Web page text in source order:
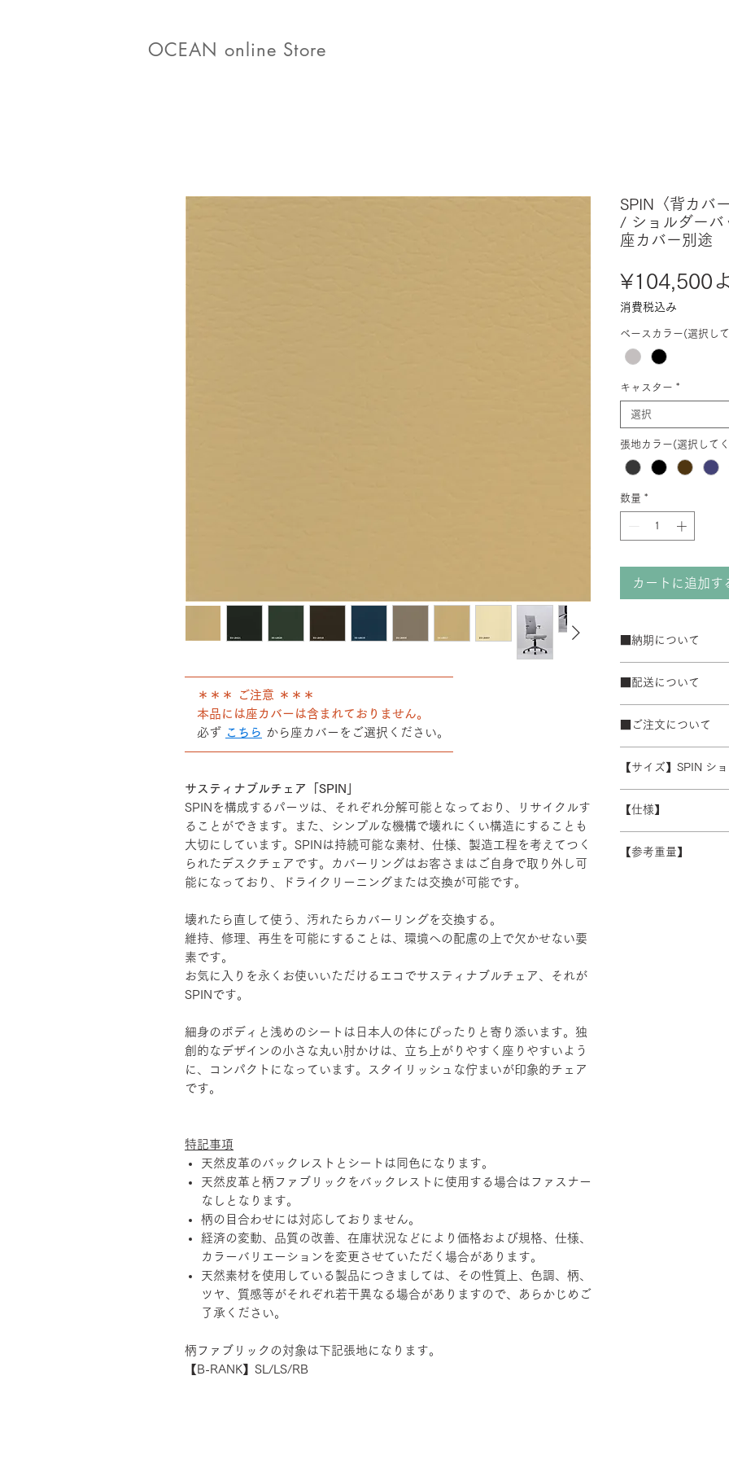
OCEAN online Store
――――――――――――――――――――――
＊＊＊ ご注意 ＊＊＊
本品には座カバーは含まれておりません。
必ず こちら から座カバーをご選択ください。
――――――――――――――――――――――
サスティナブルチェア「SPIN」
SPINを構成するパーツは、それぞれ分解可能となっており、リサイクルす
ることができます。また、シンプルな機構で壊れにくい構造にすることも
大切にしています。SPINは持続可能な素材、仕様、製造工程を考えてつく
られたデスクチェアです。カバーリングはお客さまはご自身で取り外し可
能になっており、ドライクリーニングまたは交換が可能です。
壊れたら直して使う、汚れたらカバーリングを交換する。
維持、修理、再生を可能にすることは、環境への配慮の上で欠かせない要
素です。
お気に入りを永くお使いいただけるエコでサスティナブルチェア、それが
SPINです。
細身のボディと浅めのシートは日本人の体にぴったりと寄り添います。独
創的なデザインの小さな丸い肘かけは、立ち上がりやすく座りやすいよう
に、コンパクトになっています。スタイリッシュな佇まいが印象的チェア
です。
特記事項
天然皮革のバックレストとシートは同色になります。
天然皮革と柄ファブリックをバックレストに使用する場合はファスナー
なしとなります。
柄の目合わせには対応しておりません。
経済の変動、品質の改善、在庫状況などにより価格および規格、仕様、
カラーバリエーションを変更させていただく場合があります。
天然素材を使用している製品につきましては、その性質上、色調、柄、
ツヤ、質感等がそれぞれ若干異なる場合がありますので、あらかじめご
了承ください。
柄ファブリックの対象は下記張地になります。
【B-RANK】SL/LS/RB
SPIN〈背カバ
/ ショルダー
座カバー別途
¥104,500
消費税込み
ベースカラー(選択し
キャスター *
選択
張地カラー(選択して
数量 *
カートに追加す
■納期について
ブラック粉体塗
50台以上の場合は要
て納期が変動するこ
■配送について
配送エリアによって
※数量によって配送
ます。 離島・一部
受注生産の為、配
す。詳細なお時間帯
できない場合がござ
■ご注文について
ズ等)、キャンセル
さい。
【サイズ】SPIN シ
【仕様】
シート：PP・モ
【参考重量】